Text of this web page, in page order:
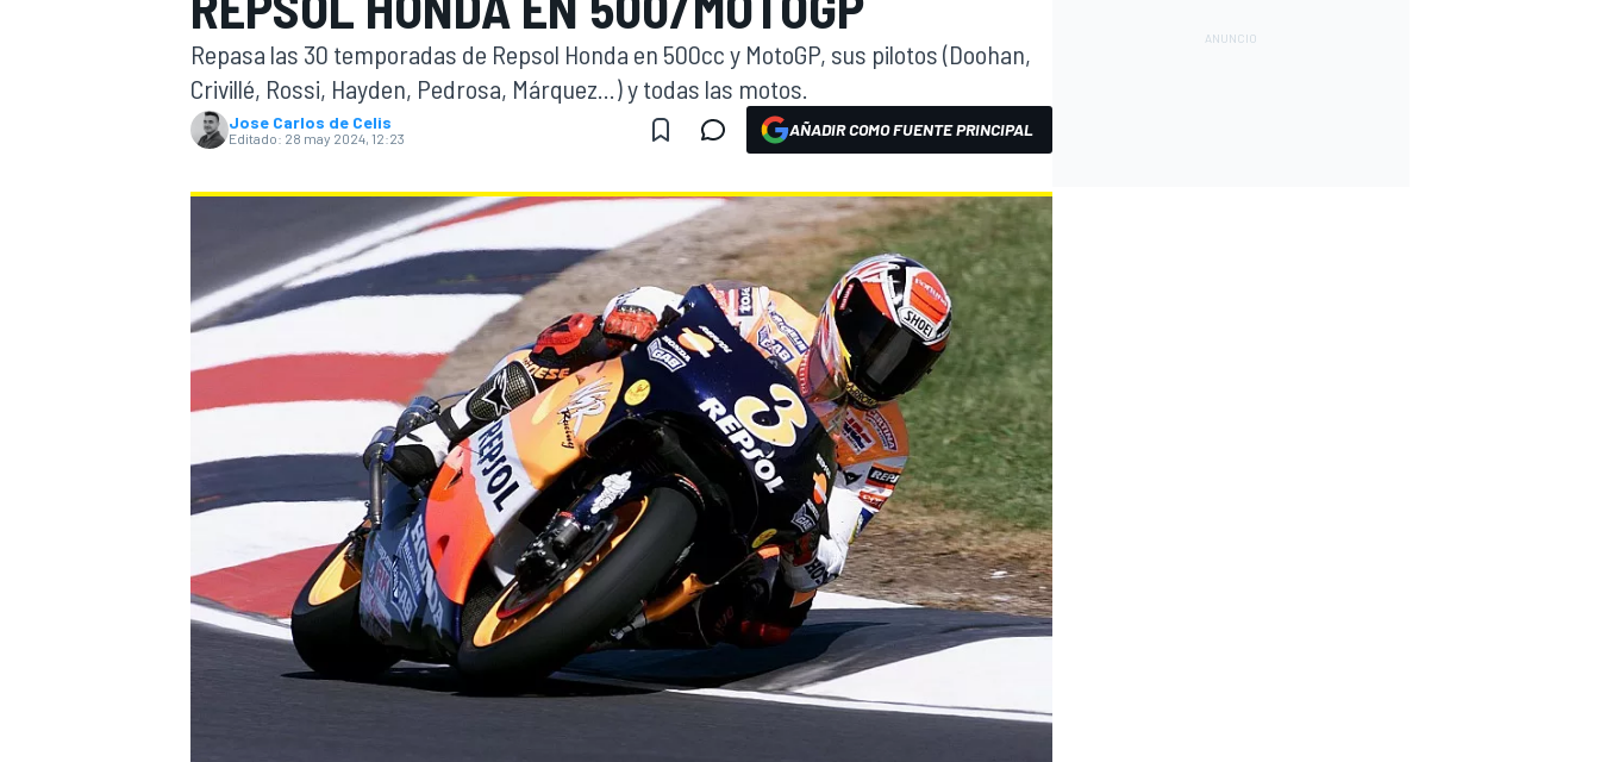
WEC
Repasa las 30 temporadas de Repsol Honda en 500cc y MotoGP, sus pilotos (Doohan,
Crivillé, Rossi, Hayden, Pedrosa, Márquez...) y todas las motos.
Jose Carlos de Celis
Editado: 28 may 2024, 12:23 AÑADIR COMO FUENTE PRINCIPAL